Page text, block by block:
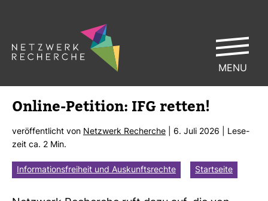
Online-​Peti­tion: IFG retten!
ver­öf­fent­licht von Netz­werk Recherche | 6. Juli 2026 | Lese­
zeit ca. 2 Min.
Informationsfreiheit und Auskunftsrechte Startseite
MENU